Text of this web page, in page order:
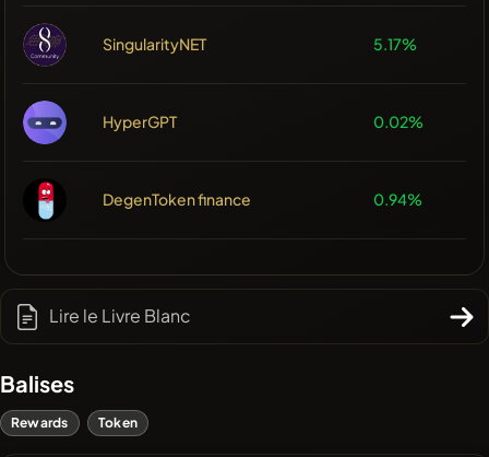
SingularityNET 5.17%
HyperGPT 0.02%
DegenToken finance 0.94%
Lire le Livre Blanc
Balises
Rewards Token